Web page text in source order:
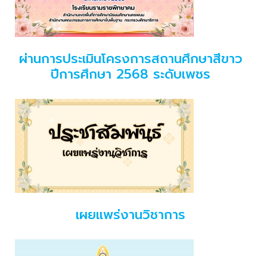
ผ่านการประเมินโครงการสถานศึกษาสีขาว
ปีการศึกษา 2568 ระดับเพชร
เผยแพร่งานวิชาการ